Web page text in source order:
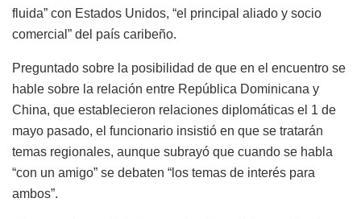
fluida” con Estados Unidos, “el principal aliado y socio
comercial” del país caribeño.
Preguntado sobre la posibilidad de que en el encuentro se
hable sobre la relación entre República Dominicana y
China, que establecieron relaciones diplomáticas el 1 de
mayo pasado, el funcionario insistió en que se tratarán
temas regionales, aunque subrayó que cuando se habla
“con un amigo” se debaten “los temas de interés para
ambos”.